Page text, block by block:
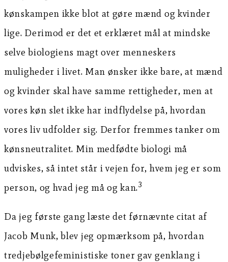
kønskampen ikke blot at gøre mænd og kvinder
lige. Derimod er det et erklæret mål at mindske
selve biologiens magt over menneskers
muligheder i livet. Man ønsker ikke bare, at mænd
og kvinder skal have samme rettigheder, men at
vores køn slet ikke har indflydelse på, hvordan
vores liv udfolder sig. Derfor fremmes tanker om
kønsneutralitet. Min medfødte biologi må
udviskes, så intet står i vejen for, hvem jeg er som
person, og hvad jeg må og kan.3
Da jeg første gang læste det førnævnte citat af
Jacob Munk, blev jeg opmærksom på, hvordan
tredjebølgefeministiske toner gav genklang i